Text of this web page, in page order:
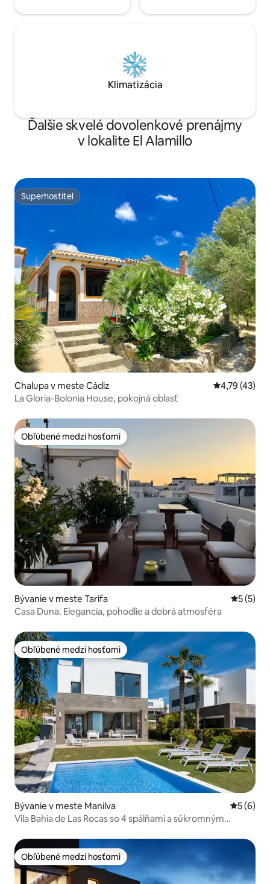
Klimatizácia
Ďalšie skvelé dovolenkové prenájmy
v lokalite El Alamillo
Superhostiteľ
Superhostiteľ
Chalupa v meste Cádiz Priemerné
4,79 (43)
La Gloria-Bolonia House, pokojná oblasť
Obľúbené medzi hosťami
Obľúbené medzi hosťami
Bývanie v meste Tarifa
5 (5)
Casa Duna. Elegancia, pohodlie a dobrá atmosféra
Obľúbené medzi hosťami
Obľúbené medzi hosťami
Bývanie v meste Manilva
5 (6)
Vila Bahia de Las Rocas so 4 spálňami a súkromným
Obľúbené medzi hosťami
Obľúbené medzi hosťami